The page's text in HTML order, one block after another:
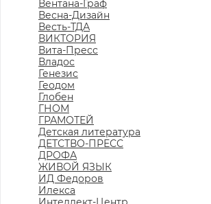
Вентана-Граф
Весна-Дизайн
Весть-ТДА
ВИКТОРИЯ
Вита-Пресс
Владос
Генезис
Геодом
Глобен
ГНОМ
ГРАМОТЕЙ
Детская литература
ДЕТСТВО-ПРЕСС
ДРОФА
ЖИВОЙ ЯЗЫК
ИД Федоров
Илекса